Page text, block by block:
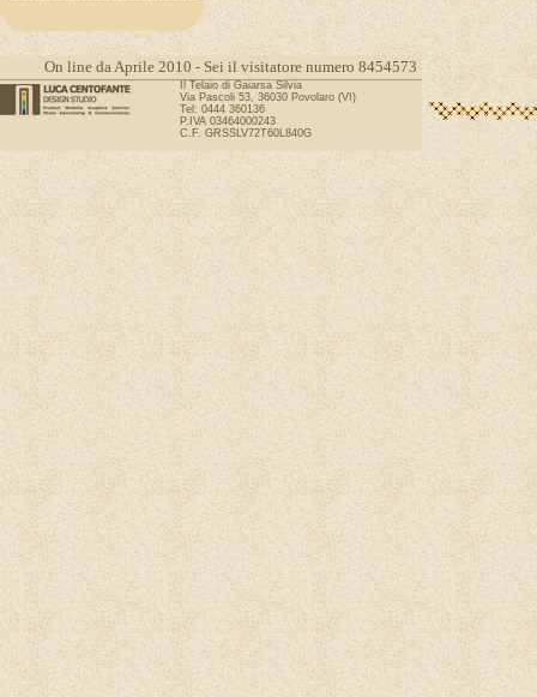
On line da Aprile 2010 - Sei il visitatore numero 8454573
Il Telaio di Gaiarsa Silvia
Via Pascoli 53, 36030 Povolaro (VI)
Tel: 0444 360136
P.IVA 03464000243
C.F. GRSSLV72T60L840G